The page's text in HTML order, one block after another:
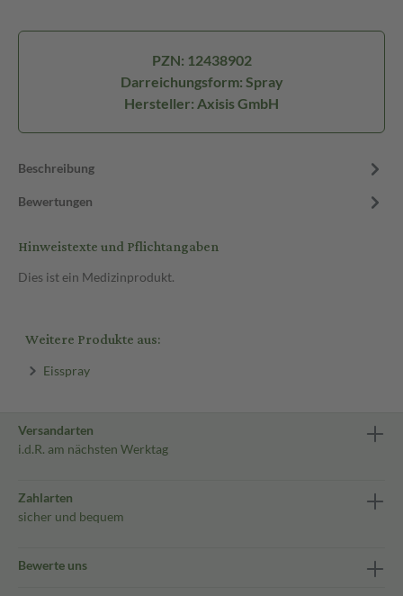
PZN: 12438902
Darreichungsform: Spray
Hersteller: Axisis GmbH
Beschreibung
Bewertungen
Hinweistexte und Pflichtangaben
Dies ist ein Medizinprodukt.
Weitere Produkte aus:
Eisspray
Versandarten
i.d.R. am nächsten Werktag
Zahlarten
sicher und bequem
Bewerte uns